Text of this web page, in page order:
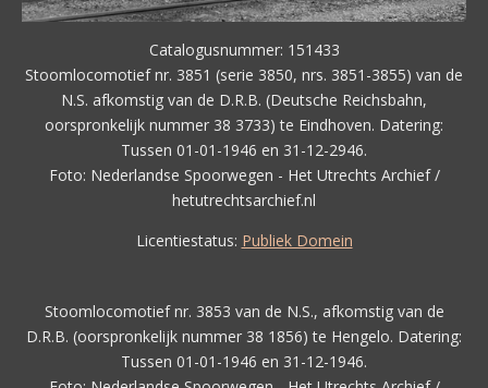
Catalogusnummer: 151433
Stoomlocomotief nr. 3851 (serie 3850, nrs. 3851-3855) van de
N.S. afkomstig van de D.R.B. (Deutsche Reichsbahn,
oorspronkelijk nummer 38 3733) te Eindhoven. Datering:
Tussen 01-01-1946 en 31-12-2946.
Foto: Nederlandse Spoorwegen - Het Utrechts Archief /
hetutrechtsarchief.nl
Licentiestatus: Publiek Domein
Stoomlocomotief nr. 3853 van de N.S., afkomstig van de
D.R.B. (oorspronkelijk nummer 38 1856) te Hengelo. Datering:
Tussen 01-01-1946 en 31-12-1946.